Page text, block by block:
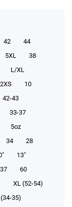
42
44
5XL
38
L/XL
2XS
10
42-43
33-37
5oz
34
28
13"
60
XL (52-54)
35)